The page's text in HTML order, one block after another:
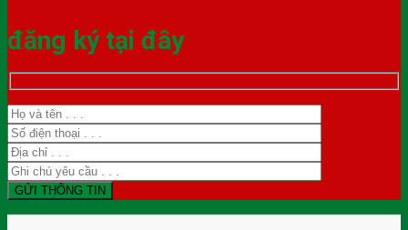
đăng ký tại đây